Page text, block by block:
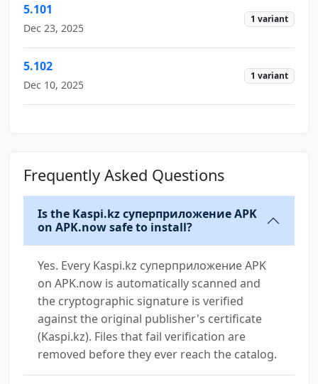
5.101
Dec 23, 2025
1 variant
5.102
Dec 10, 2025
1 variant
Frequently Asked Questions
Is the Kaspi.kz суперприложение APK
on APK.now safe to install?
Yes. Every Kaspi.kz суперприложение APK
on APK.now is automatically scanned and
the cryptographic signature is verified
against the original publisher's certificate
(Kaspi.kz). Files that fail verification are
removed before they ever reach the catalog.